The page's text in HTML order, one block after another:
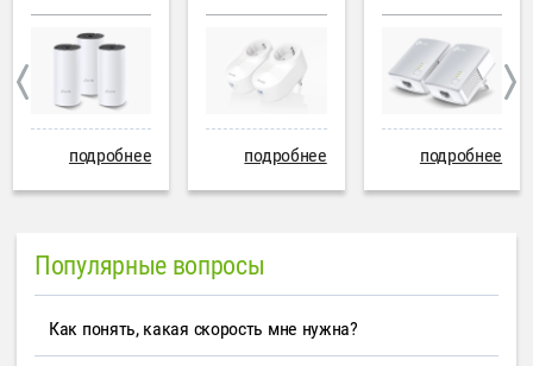
подробнее подробнее подробнее
Популярные вопросы
Как понять, какая скорость мне нужна?